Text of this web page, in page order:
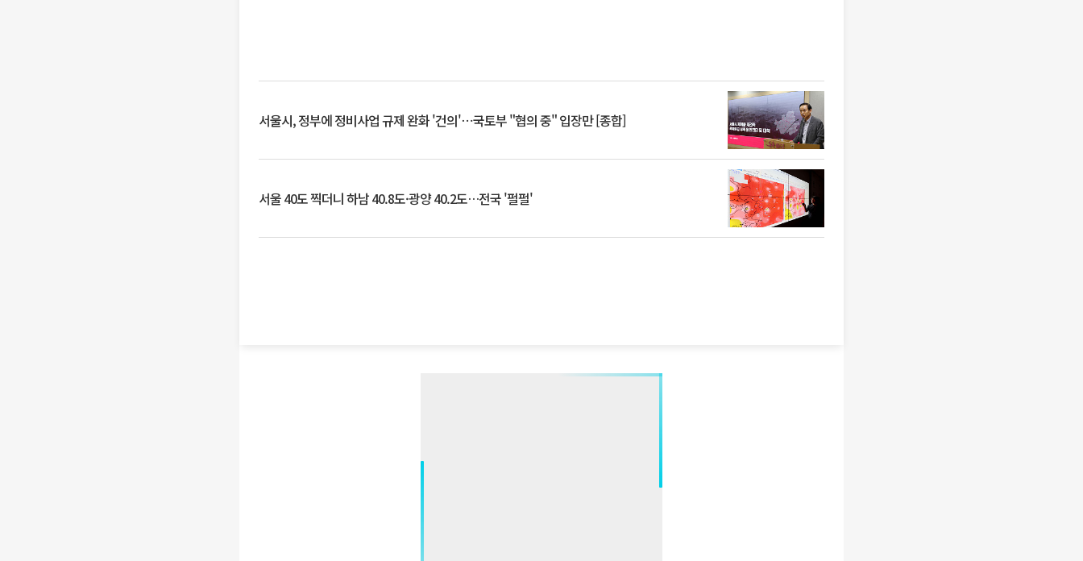
서울시, 정부에 정비사업 규제 완화 '건의'⋯국토부 "협의 중" 입장만 [종합]
서울 40도 찍더니 하남 40.8도·광양 40.2도…전국 '펄펄'